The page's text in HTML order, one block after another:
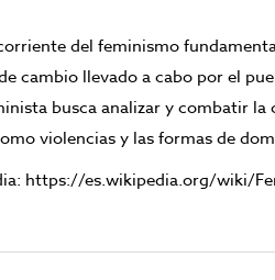
del feminismo
cambio llevado a cabo por el
busca analizar y combatir la
violencias y las formas de
https://es.wikipedia.org/wiki/